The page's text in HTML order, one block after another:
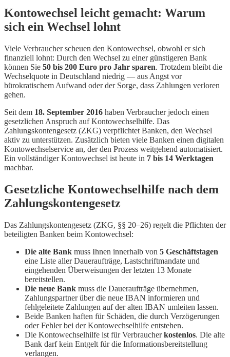
Kontowechsel leicht gemacht: Warum
sich ein Wechsel lohnt
Viele Verbraucher scheuen den Kontowechsel, obwohl er sich
finanziell lohnt: Durch den Wechsel zu einer günstigeren Bank
können Sie 50 bis 200 Euro pro Jahr sparen. Trotzdem bleibt die
Wechselquote in Deutschland niedrig — aus Angst vor
bürokratischem Aufwand oder der Sorge, dass Zahlungen verloren
gehen.
Seit dem 18. September 2016 haben Verbraucher jedoch einen
gesetzlichen Anspruch auf Kontowechselhilfe. Das
Zahlungskontengesetz (ZKG) verpflichtet Banken, den Wechsel
aktiv zu unterstützen. Zusätzlich bieten viele Banken einen digitalen
Kontowechselservice an, der den Prozess weitgehend automatisiert.
Ein vollständiger Kontowechsel ist heute in 7 bis 14 Werktagen
machbar.
Gesetzliche Kontowechselhilfe nach dem
Zahlungskontengesetz
Das Zahlungskontengesetz (ZKG, §§ 20–26) regelt die Pflichten der
beteiligten Banken beim Kontowechsel:
Die alte Bank muss Ihnen innerhalb von 5 Geschäftstagen
eine Liste aller Daueraufträge, Lastschriftmandate und
eingehenden Überweisungen der letzten 13 Monate
bereitstellen.
Die neue Bank muss die Daueraufträge übernehmen,
Zahlungspartner über die neue IBAN informieren und
fehlgeleitete Zahlungen auf der alten IBAN umleiten lassen.
Beide Banken haften für Schäden, die durch Verzögerungen
oder Fehler bei der Kontowechselhilfe entstehen.
Die Kontowechselhilfe ist für Verbraucherkostenlos. Die alte
Bank darf kein Entgelt für die Informationsbereitstellung
verlangen.